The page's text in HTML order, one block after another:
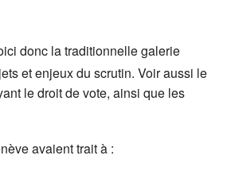
donc la traditionnelle galerie
et enjeux du scrutin. Voir aussi le
le droit de vote, ainsi que les
avaient trait à :